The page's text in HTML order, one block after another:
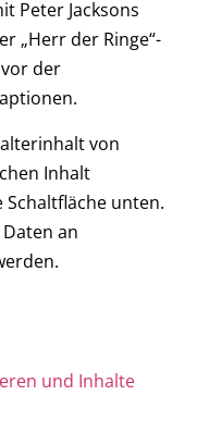
Peter Jacksons
„Herr der Ringe“-
der
von
Inhalt
Schaltfläche unten.
an
und Inhalte